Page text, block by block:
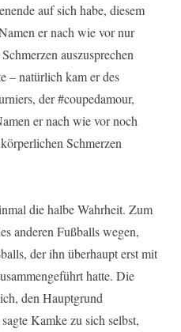
auf sich habe, diesem
er nach wie vor nur
auszusprechen
– natürlich kam er des
der #coupedamour,
er nach wie vor noch
Schmerzen
die halbe Wahrheit. Zum
anderen Fußballs wegen,
der ihn überhaupt erst mit
hatte. Die
den Hauptgrund
Kamke zu sich selbst,